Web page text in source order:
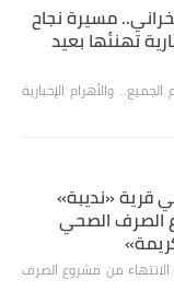
مسيرة نجاح
تهنئها بعيد
والأهرام الإخبارية
قرية «نديبة»
الصرف الصحي
الانتهاء من مشروع الصرف